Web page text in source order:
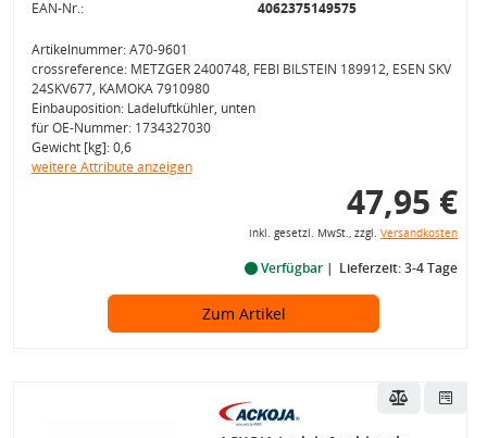
EAN-Nr.:
4062375149575
Artikelnummer: A70-9601
crossreference: METZGER 2400748, FEBI BILSTEIN 189912, ESEN SKV
24SKV677, KAMOKA 7910980
Einbauposition: Ladeluftkühler, unten
für OE-Nummer: 1734327030
Gewicht [kg]: 0,6
weitere Attribute anzeigen
47,95 €
inkl. gesetzl. MwSt., zzgl. Versandkosten
Verfügbar Lieferzeit: 3-4 Tage
Zum Artikel